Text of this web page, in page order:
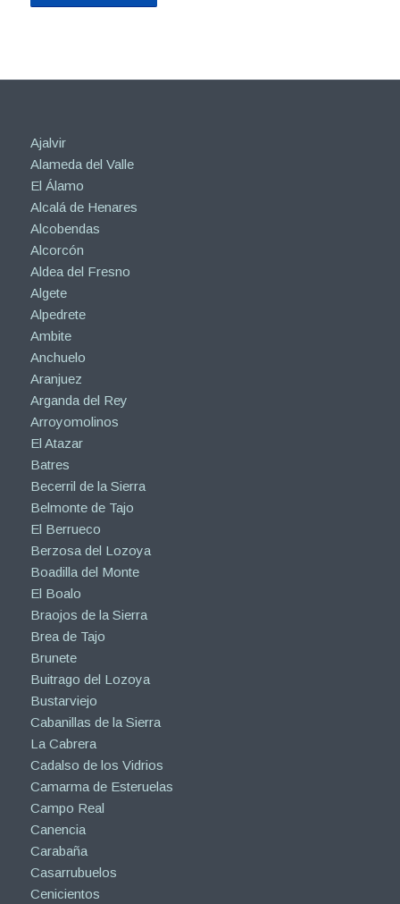
Ajalvir
Alameda del Valle
El Álamo
Alcalá de Henares
Alcobendas
Alcorcón
Aldea del Fresno
Algete
Alpedrete
Ambite
Anchuelo
Aranjuez
Arganda del Rey
Arroyomolinos
El Atazar
Batres
Becerril de la Sierra
Belmonte de Tajo
El Berrueco
Berzosa del Lozoya
Boadilla del Monte
El Boalo
Braojos de la Sierra
Brea de Tajo
Brunete
Buitrago del Lozoya
Bustarviejo
Cabanillas de la Sierra
La Cabrera
Cadalso de los Vidrios
Camarma de Esteruelas
Campo Real
Canencia
Carabaña
Casarrubuelos
Cenicientos